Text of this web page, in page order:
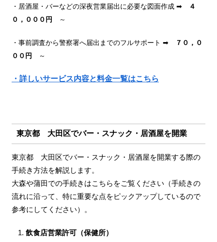
・居酒屋・バーなどの深夜営業届出に必要な図面作成 ➡
４
０，０００円
～
・事前調査から警察署へ届出までのフルサポート ➡
７０，０
００円
～
・詳しいサービス内容と料金一覧はこちら
東京都 大田区でバー・スナック・居酒屋を開業
東京都 大田区でバー・スナック・居酒屋を開業する際の
手続き方法を解説します。
大森や蒲田での手続きはこちらをご覧ください（手続きの
流れに沿って、特に重要な点をピックアップしているので
参考にしてください）。
飲食店営業許可（保健所）